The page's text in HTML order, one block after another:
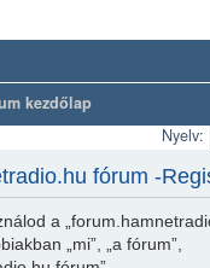
kezdőlap
Nyelv:
fórum -
a
„mi”, „a fórum”,